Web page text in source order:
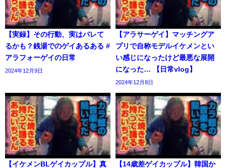
【実録】その行動、実はバレて
るかも？銭湯でのゲイあるある #
アラフォーゲイの日常
2024年12月9日
【アラサーゲイ】マッチングア
プリで自称モデルイケメンとい
い感じになったけど最悪な展開
になった… 【日常vlog】
2024年12月8日
【イケメンBLゲイカップル】真
【14歳差ゲイカップル】韓国か